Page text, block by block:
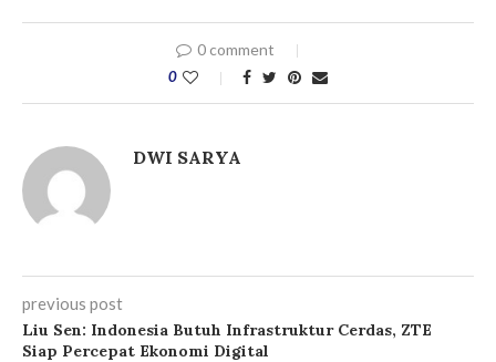
0 comment
0
DWI SARYA
previous post
Liu Sen: Indonesia Butuh Infrastruktur Cerdas, ZTE
Siap Percepat Ekonomi Digital